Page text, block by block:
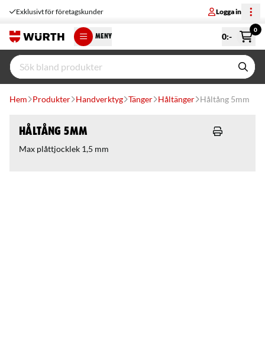
Exklusivt för företagskunder Logga in
MENY 0:-
0
Hem Produkter Handverktyg Tänger Håltänger Håltång 5mm
Håltång 5mm
Max plåttjocklek 1,5 mm